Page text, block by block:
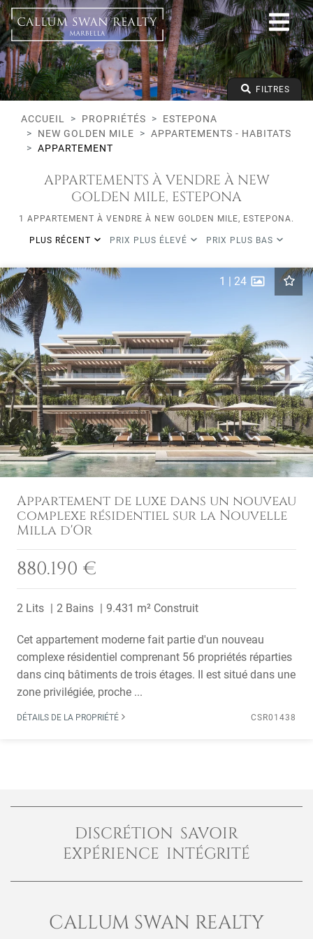
Tous les modes de vie
Estepona
New Golden Mile
Tous les types
Prix à partir de
Prix jusqu'à
Lits minimums FILTRES
ACCUEIL PROPRIÉTÉS
ESTEPONA
NEW GOLDEN MILE
APPARTEMENTS - HABITATS
APPARTEMENT
APPARTEMENTS À VENDRE À NEW
GOLDEN MILE, ESTEPONA
1 APPARTEMENT À VENDRE À NEW GOLDEN MILE, ESTEPONA.
PLUS RÉCENT PRIX PLUS ÉLEVÉ PRIX PLUS BAS
Previous Next
1 | 24
Appartement de luxe dans un nouveau
complexe résidentiel sur la Nouvelle
Milla d'Or
880.190 €
2 Lits 2 Bains 9.431 m² Construit
Cet appartement moderne fait partie d'un nouveau
complexe résidentiel comprenant 56 propriétés réparties
dans cinq bâtiments de trois étages. Il est situé dans une
zone privilégiée, proche ...
DÉTAILS DE LA PROPRIÉTÉ CSR01438
DISCRÉTION SAVOIR
EXPÉRIENCE INTÉGRITÉ
CALLUM SWAN REALTY